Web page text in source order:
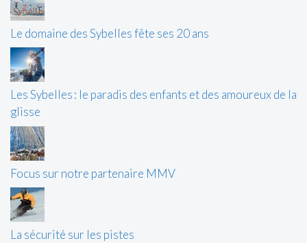
Le domaine des Sybelles fête ses 20 ans
Les Sybelles : le paradis des enfants et des amoureux de la
glisse
Focus sur notre partenaire MMV
La sécurité sur les pistes